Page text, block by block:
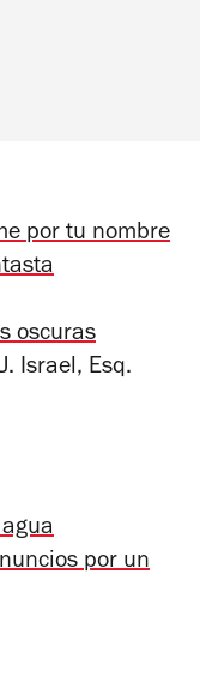
por tu nombre
oscuras
Israel, Esq.
por un